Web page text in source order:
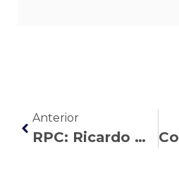
Anterior
RPC: Ricardo Mendonça esclarecer as regras sobre horas extras e banco de horas